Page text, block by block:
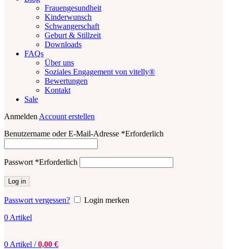
Frauengesundheit
Kinderwunsch
Schwangerschaft
Geburt & Stillzeit
Downloads
FAQs
Über uns
Soziales Engagement von vitelly®
Bewertungen
Kontakt
Sale
Anmelden Account erstellen
Benutzername oder E-Mail-Adresse *Erforderlich
Passwort *Erforderlich
Log in
Passwort vergessen?
Login merken
0 Artikel
0 Artikel / 0,00 €